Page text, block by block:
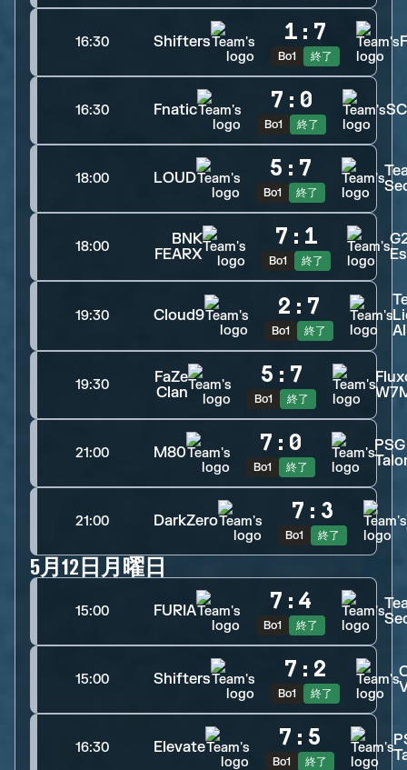
16:30 Shifters 1 : 7
Bo1 終了
16:30 Fnatic 7 : 0
Bo1 終了
18:00 LOUD 5 : 7
Bo1 終了
18:00
BNK
FEARX
7 : 1
Bo1 終了
19:30 Cloud9 2 : 7
Bo1 終了
19:30
FaZe
Clan
5 : 7
Bo1 終了
21:00 M80 7 : 0
Bo1 終了
PSG
21:00 DarkZero 7 : 3
Bo1 終了
5月12日月曜日
15:00 FURIA 7 : 4
Bo1 終了
15:00 Shifters 7 : 2
Bo1 終了
16:30 Elevate 7 : 5
Bo1 終了